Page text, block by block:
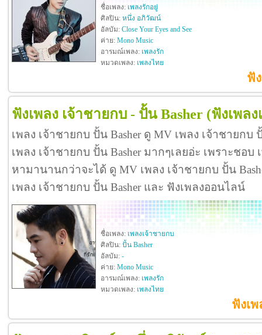
ชื่อเพลง: เพลงรักอยู่
ศิลปิน: หนึ่ง อภิวัฒน์
อัลบัม: Close Your Eyes and See
ค่าย: Mono Music
อารมณ์เพลง: เพลงรัก
หมวดเพลง: เพลงไทย
ฟั
ฟังเพลง เจ้าชายกบ - ปั้น Basher (ฟังเพล
เพลง เจ้าชายกบ ปั้น Basher ดู MV เพลง เจ้าชายกบ
เพลง เจ้าชายกบ ปั้น Basher มากๆเลยอ่ะ เพราะชอบ
หามานานกว่าจะได้ ดู MV เพลง เจ้าชายกบ ปั้น
เพลง เจ้าชายกบ ปั้น Basher และ ฟังเพลงออนไลน์
ชื่อเพลง: เพลงเจ้าชายกบ
ศิลปิน: ปั้น Basher
อัลบัม: -
ค่าย: Mono Music
อารมณ์เพลง: เพลงรัก
หมวดเพลง: เพลงไทย
ฟังเ